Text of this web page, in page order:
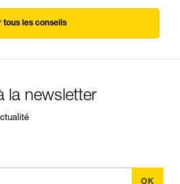
tous les conseils
la newsletter